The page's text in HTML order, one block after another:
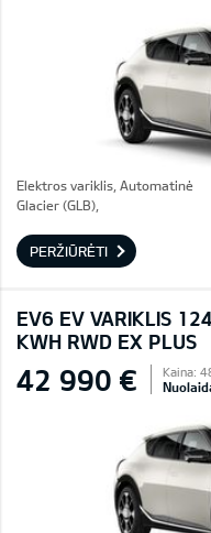
Elektros variklis, Automatinė
Glacier (GLB),
PERŽIŪRĖTI
EV6 EV VARIKLIS
KWH RWD EX PLUS
42 990 € Kaina: